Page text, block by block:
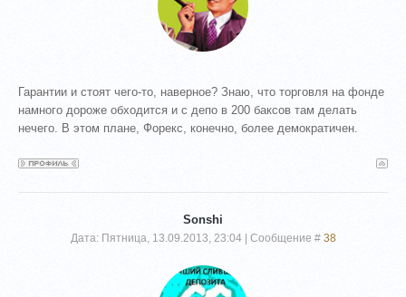
Гарантии и стоят чего-то, наверное? Знаю, что торговля на фонде
намного дороже обходится и с депо в 200 баксов там делать
нечего. В этом плане, Форекс, конечно, более демократичен.
Sonshi
Дата: Пятница, 13.09.2013, 23:04 | Сообщение # 38